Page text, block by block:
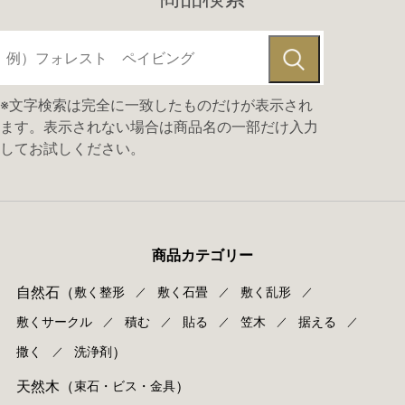
※文字検索は完全に一致したものだけが表示され
ます。表示されない場合は商品名の一部だけ入力
してお試しください。
商品カテゴリー
自然石（敷く整形／ 敷く石畳／ 敷く乱形／
敷くサークル／ 積む／ 貼る ／ 笠木 ／ 据える ／
撒く ／ 洗浄剤）
天然木 （束⽯・ビス・⾦具）